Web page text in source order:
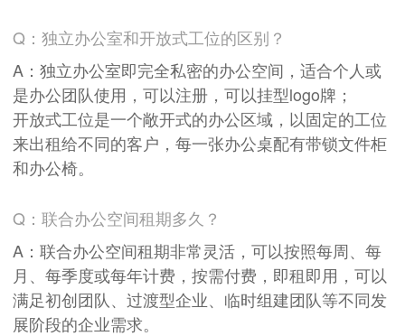
Q：独立办公室和开放式工位的区别？
A：独立办公室即完全私密的办公空间，适合个人或
是办公团队使用，可以注册，可以挂型logo牌；
开放式工位是一个敞开式的办公区域，以固定的工位
来出租给不同的客户，每一张办公桌配有带锁文件柜
和办公椅。
Q：联合办公空间租期多久？
A：联合办公空间租期非常灵活，可以按照每周、每
月、每季度或每年计费，按需付费，即租即用，可以
满足初创团队、过渡型企业、临时组建团队等不同发
展阶段的企业需求。